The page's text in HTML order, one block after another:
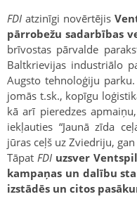
FDI atzinīgi novērtējis
pārrobežu sadarbības
brīvostas pārvalde
Baltkrievijas industriālo
Augsto tehnoloģiju
jomās t.sk., kopīgu
kā arī pieredzes
iekļauties “Jaunā zīda
jūras ceļš uz Zviedriju,
Tāpat FDI uzsver
kampaņas un dalību
izstādēs un citos